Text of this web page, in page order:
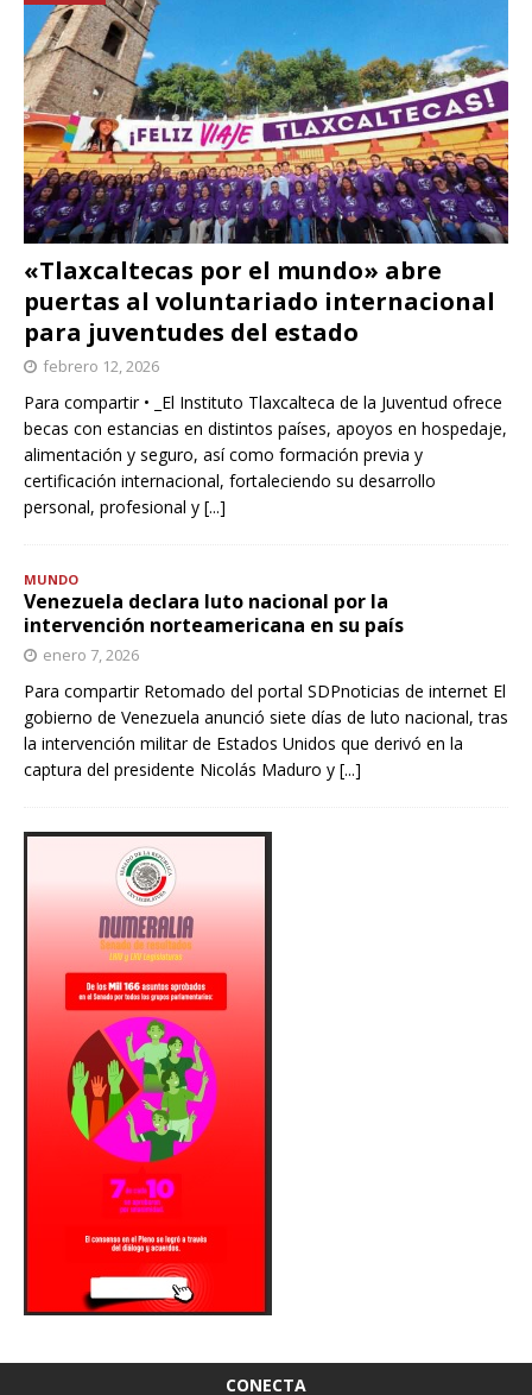
«Tlaxcaltecas por el mundo» abre
puertas al voluntariado internacional
para juventudes del estado
febrero 12, 2026
Para compartir • _El Instituto Tlaxcalteca de la Juventud ofrece
becas con estancias en distintos países, apoyos en hospedaje,
alimentación y seguro, así como formación previa y
certificación internacional, fortaleciendo su desarrollo
personal, profesional y [...]
MUNDO
Venezuela declara luto nacional por la
intervención norteamericana en su país
enero 7, 2026
Para compartir Retomado del portal SDPnoticias de internet El
gobierno de Venezuela anunció siete días de luto nacional, tras
la intervención militar de Estados Unidos que derivó en la
captura del presidente Nicolás Maduro y [...]
CONECTA